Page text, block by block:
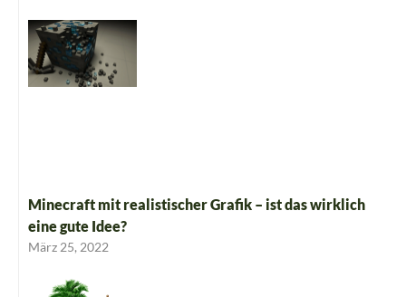
Minecraft mit realistischer Grafik – ist das wirklich
eine gute Idee?
März 25, 2022